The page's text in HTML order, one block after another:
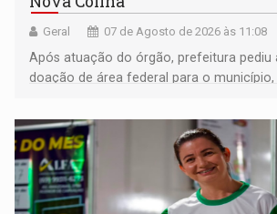
Geral 07 de Agosto de 2026 às 11:08
Após atuação do órgão, prefeitura pediu
doação de área federal para o